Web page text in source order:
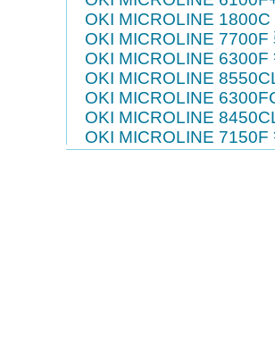
OKI MICROLINE
OKI MICROLINE 7700F
OKI MICROLINE 6300F
OKI MICROLINE
OKI MICROLINE
OKI MICROLINE
OKI MICROLINE 7150F